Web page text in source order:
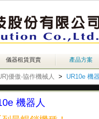
儀器租賃買賣 產品方案
優傲-協作機械人 > UR10e 機
機器人